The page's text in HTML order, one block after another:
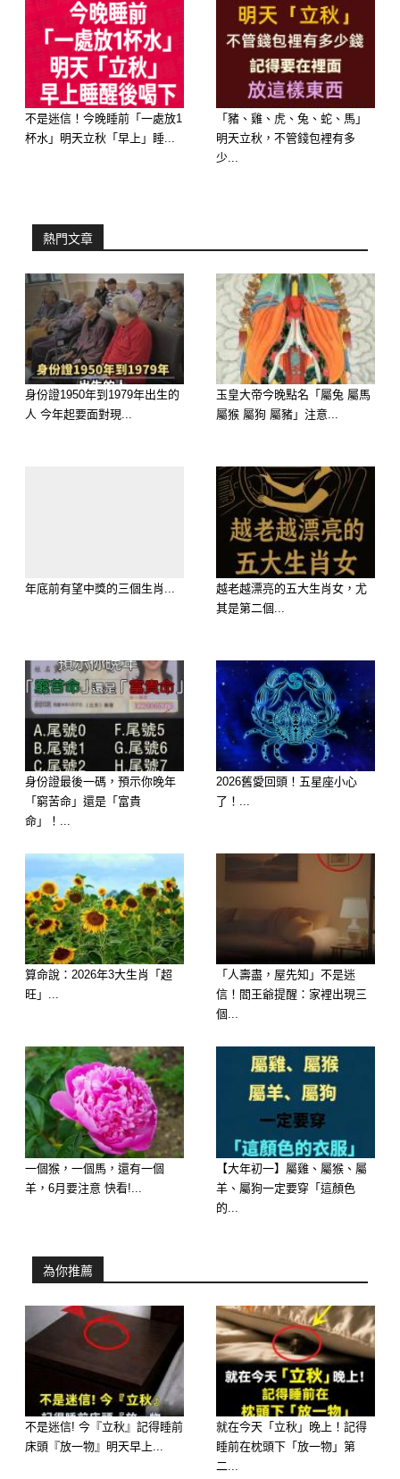
❌生肖羊：財運下滑，漏財又破財
羊本月進入「破耗」運勢，不但財運不
順，還可能出現突發支出，如家人生
病、車子壞掉等。建議保守理財、避免
不必要的開銷，出門也要注意交通安
全。
✅化解小人與破財建議：
初一十五誠心拜拜，祈求平安
遠離八卦與小團體，保持人際距離
務實理財、勿貪小便宜，防詐防騙
歡迎來下水道觀看更多都市傳說👉
https://lihi3.cc/c5H8h
不是迷信！今晚睡前「一處放1
杯水」明天立秋「早上」睡...
「豬、雞、虎、兔、蛇、馬」
明天立秋，不管錢包裡有多
少...
熱門文章
身份證1950年到1979年出生的
人 今年起要面對現...
玉皇大帝今晚點名「屬兔 屬馬
屬猴 屬狗 屬豬」注意...
年底前有望中獎的三個生肖...
越老越漂亮的五大生肖女，尤
其是第二個...
身份證最後一碼，預示你晚年
「窮苦命」還是「富貴
命」！...
2026舊愛回頭！五星座小心
了！...
算命說：2026年3大生肖「超
旺」...
「人壽盡，屋先知」不是迷
信！閻王爺提醒：家裡出現三
個...
一個猴，一個馬，還有一個
羊，6月要注意 快看!...
【大年初一】屬雞、屬猴、屬
羊、屬狗一定要穿「這顏色
的...
為你推薦
不是迷信! 今『立秋』記得睡前
床頭『放一物』明天早上...
就在今天「立秋」晚上！記得
睡前在枕頭下「放一物」第
二...